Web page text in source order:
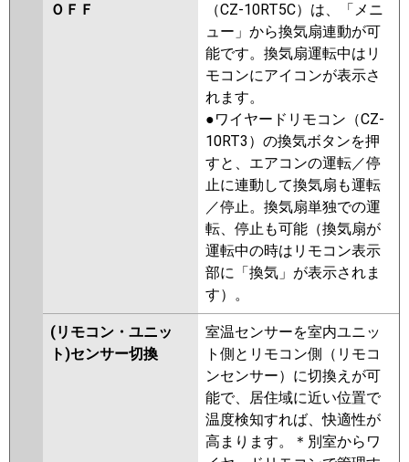
ＯＦＦ
（CZ-10RT5C）は、「メニ
ュー」から換気扇連動が可
能です。換気扇運転中はリ
モコンにアイコンが表示さ
れます。
●ワイヤードリモコン（CZ-
10RT3）の換気ボタンを押
すと、エアコンの運転／停
止に連動して換気扇も運転
／停止。換気扇単独での運
転、停止も可能（換気扇が
運転中の時はリモコン表示
部に「換気」が表示されま
す）。
(リモコン・ユニッ
ト)センサー切換
室温センサーを室内ユニッ
ト側とリモコン側（リモコ
ンセンサー）に切換えが可
能で、居住域に近い位置で
温度検知すれば、快適性が
高まります。＊別室からワ